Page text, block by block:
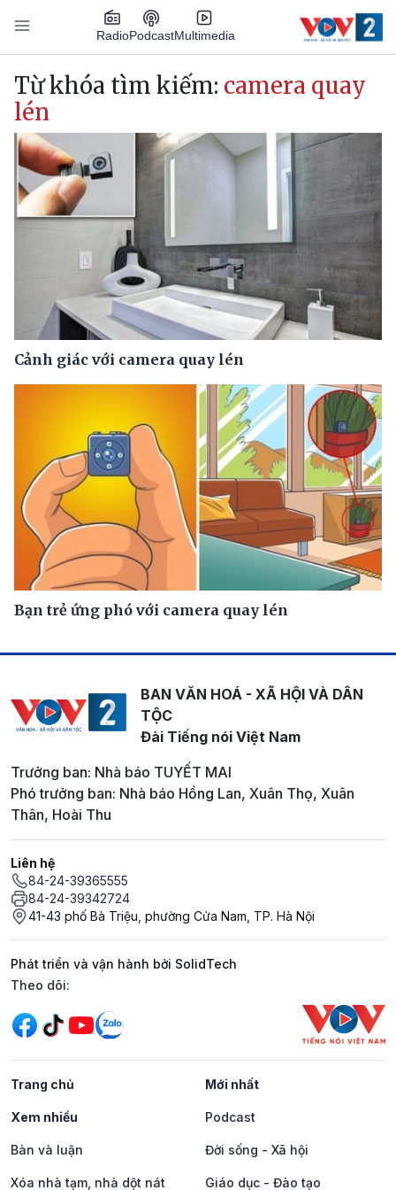
Nhảy đến nội dung
RadioPodcastMultimedia
Main navigation
Từ khóa tìm kiếm: camera quay
lén
Cảnh giác với camera quay lén
Bạn trẻ ứng phó với camera quay lén
BAN VĂN HOÁ - XÃ HỘI VÀ DÂN
TỘC
Đài Tiếng nói Việt Nam
Trưởng ban: Nhà báo TUYẾT MAI
Phó trưởng ban: Nhà báo Hồng Lan, Xuân Thọ, Xuân
Thân, Hoài Thu
Liên hệ
84-24-39365555
84-24-39342724
41-43 phố Bà Triệu, phường Cửa Nam, TP. Hà Nội
Phát triển và vận hành bởi SolidTech
Mạng xã hội
Theo dõi:
Trang chủ Mới nhất
Xem nhiều Podcast
Bàn và luận Đời sống - Xã hội
Xóa nhà tạm, nhà dột nát Giáo dục - Đào tạo